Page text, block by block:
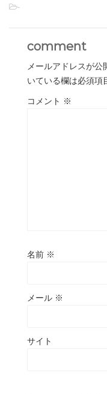
-
comment
メールアドレスが公
いている欄は必須項
コメント ※
名前 ※
メール ※
サイト